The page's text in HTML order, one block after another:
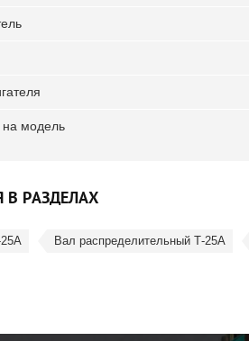
на модель
В РАЗДЕЛАХ
Вал распределительный Т-25А